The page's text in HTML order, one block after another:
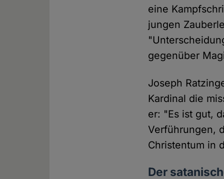
eine
jungen
gegenüber
Joseph
Kardinal die
er: "Es ist gut,
Verführungen,
Christentum in
Der